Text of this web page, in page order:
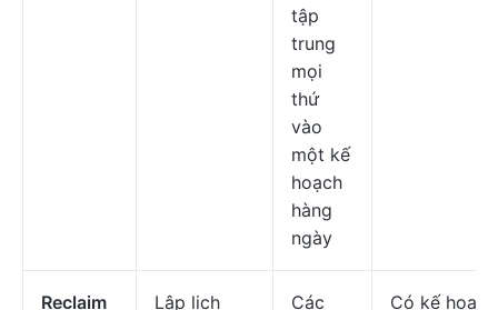
tập
trung
mọi
thứ
vào
một kế
hoạch
hàng
ngày
Reclaim
Lập lịch
Các
Có kế hoạch